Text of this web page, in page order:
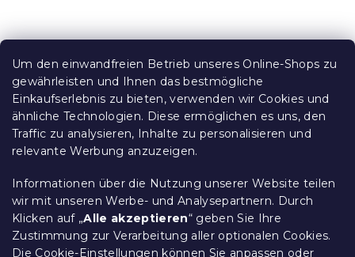
Um den einwandfreien Betrieb unseres Online-Shops zu
gewährleisten und Ihnen das bestmögliche
Einkaufserlebnis zu bieten, verwenden wir Cookies und
ähnliche Technologien. Diese ermöglichen es uns, den
Traffic zu analysieren, Inhalte zu personalisieren und
relevante Werbung anzuzeigen.
Informationen über die Nutzung unserer Website teilen
wir mit unseren Werbe- und Analysepartnern. Durch
Klicken auf „Alle akzeptieren“ geben Sie Ihre
Zustimmung zur Verarbeitung aller optionalen Cookies.
Die Cookie-Einstellungen können Sie anpassen oder
NACHTHIMMEL POLY 70x90 cm, blau
Auf Lager (6 Stücke)
2,30 € In Den Warenkorb